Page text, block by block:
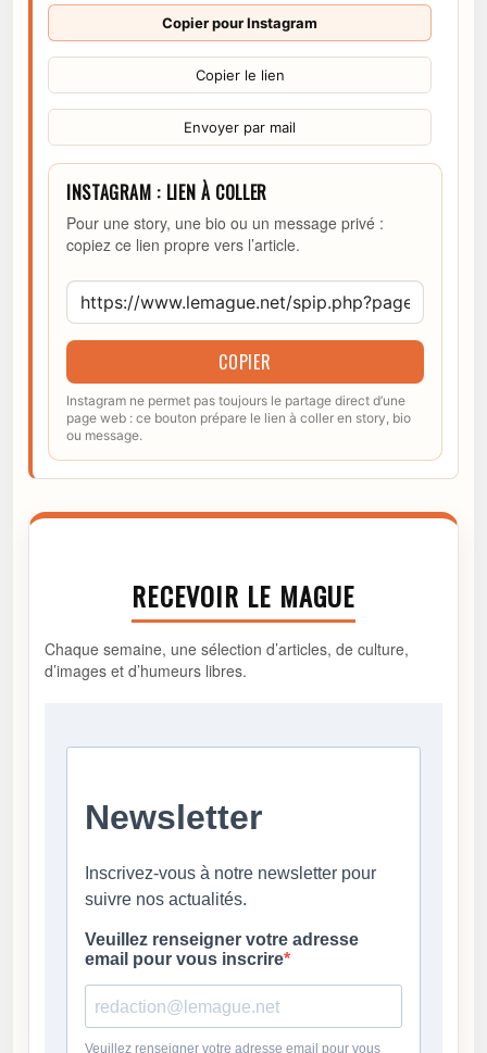
Copier pour Instagram
Copier le lien
Envoyer par mail
INSTAGRAM : LIEN À COLLER
Pour une story, une bio ou un message privé :
copiez ce lien propre vers l’article.
COPIER
Instagram ne permet pas toujours le partage direct d’une
page web : ce bouton prépare le lien à coller en story, bio
ou message.
RECEVOIR LE MAGUE
Chaque semaine, une sélection d’articles, de culture,
d’images et d’humeurs libres.